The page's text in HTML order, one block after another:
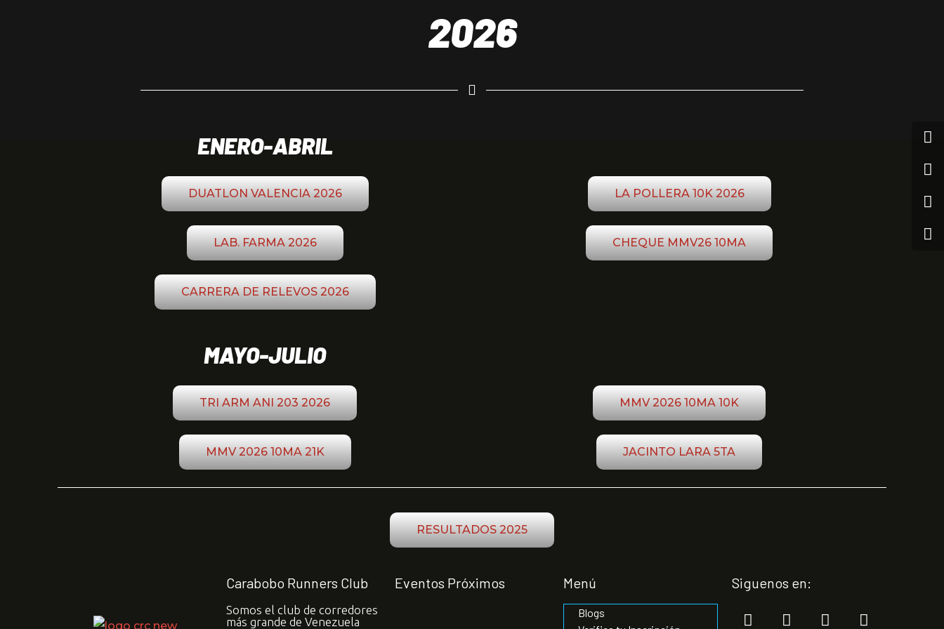
2026
ENERO-ABRIL
DUATLON VALENCIA 2026 LA POLLERA 10K 2026
LAB. FARMA 2026 CHEQUE MMV26 10MA
CARRERA DE RELEVOS 2026
MAYO-JULIO
TRI ARM ANI 203 2026 MMV 2026 10MA 10K
MMV 2026 10MA 21K JACINTO LARA 5TA
RESULTADOS 2025
Carabobo Runners Club
Somos el club de corredores
más grande de Venezuela
Eventos Próximos Menú
Blogs
Siguenos en: